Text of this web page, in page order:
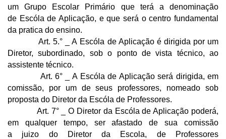
um Grupo Escolar Primário que terá a denominação
de Escóla de Aplicação, e que será o centro fundamental
da pratica do ensino.
Art. 5.° _ A Escóla de Aplicação é dirigida por um
Diretor, subordinado, sob o ponto de vista técnico, ao
assistente técnico.
Art. 6° _­ A Escóla de Aplicação será dirigida, em
comissão, por um de seus professores, nomeado sob
proposta do Diretor da Escóla de Professores.
Art. 7° _ O Diretor da Escóla de Aplicação poderá,
em qualquer tempo, ser afastado de sua comissão
a juizo do Diretor da Escola, de Professores